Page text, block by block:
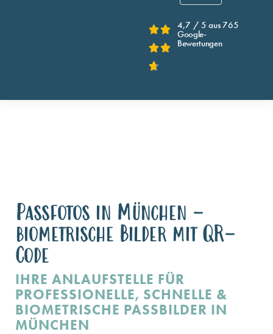



4,7 / 5 aus 765
Google-
Bewertungen
Passfotos in München –
biometrische Bilder mit QR-
Code
IHRE ANLAUFSTELLE FÜR
PROFESSIONELLE, SCHNELLE &
BIOMETRISCHE PASSBILDER IN
MÜNCHEN​